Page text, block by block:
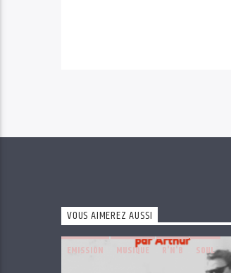
VOUS AIMEREZ AUSSI
EMISSION MUSIQUE R'N'B SOUL